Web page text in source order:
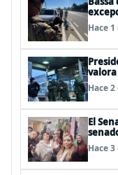
Hace
Hace
El
Hace